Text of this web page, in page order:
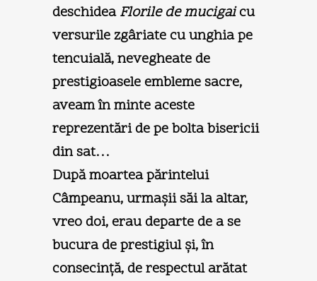
deschideaFlorile de mucigaicu
versurile zgâriate cu unghia pe
tencuială, nevegheate de
prestigioasele embleme sacre,
aveam în minte aceste
reprezentări de pe bolta bisericii
din sat…
După moartea părintelui
Câmpeanu, urmaşii săi la altar,
vreo doi, erau departe de a se
bucura de prestigiul şi, în
consecinţă, de respectul arătat